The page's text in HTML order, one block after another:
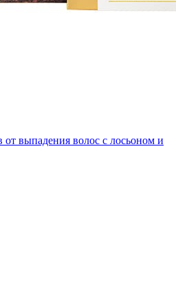
выпадения волос с лосьоном и